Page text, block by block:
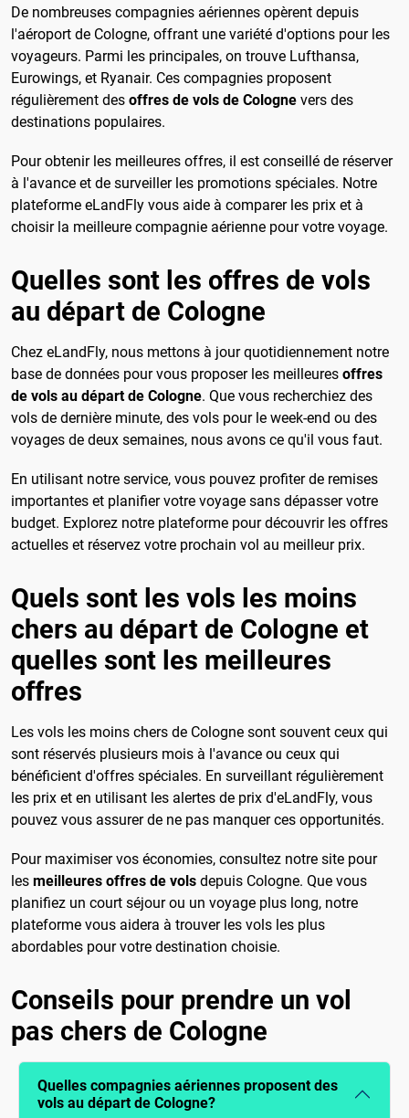
De nombreuses compagnies aériennes opèrent depuis
l'aéroport de Cologne, offrant une variété d'options pour les
voyageurs. Parmi les principales, on trouve Lufthansa,
Eurowings, et Ryanair. Ces compagnies proposent
régulièrement des offres de vols de Cologne vers des
destinations populaires.
Pour obtenir les meilleures offres, il est conseillé de réserver
à l'avance et de surveiller les promotions spéciales. Notre
plateforme eLandFly vous aide à comparer les prix et à
choisir la meilleure compagnie aérienne pour votre voyage.
Quelles sont les offres de vols
au départ de Cologne
Chez eLandFly, nous mettons à jour quotidiennement notre
base de données pour vous proposer les meilleures offres
de vols au départ de Cologne. Que vous recherchiez des
vols de dernière minute, des vols pour le week-end ou des
voyages de deux semaines, nous avons ce qu'il vous faut.
En utilisant notre service, vous pouvez profiter de remises
importantes et planifier votre voyage sans dépasser votre
budget. Explorez notre plateforme pour découvrir les offres
actuelles et réservez votre prochain vol au meilleur prix.
Quels sont les vols les moins
chers au départ de Cologne et
quelles sont les meilleures
offres
Les vols les moins chers de Cologne sont souvent ceux qui
sont réservés plusieurs mois à l'avance ou ceux qui
bénéficient d'offres spéciales. En surveillant régulièrement
les prix et en utilisant les alertes de prix d'eLandFly, vous
pouvez vous assurer de ne pas manquer ces opportunités.
Pour maximiser vos économies, consultez notre site pour
les meilleures offres de vols depuis Cologne. Que vous
planifiez un court séjour ou un voyage plus long, notre
plateforme vous aidera à trouver les vols les plus
abordables pour votre destination choisie.
Conseils pour prendre un vol
pas chers de Cologne
Quelles compagnies aériennes proposent des
vols au départ de Cologne?